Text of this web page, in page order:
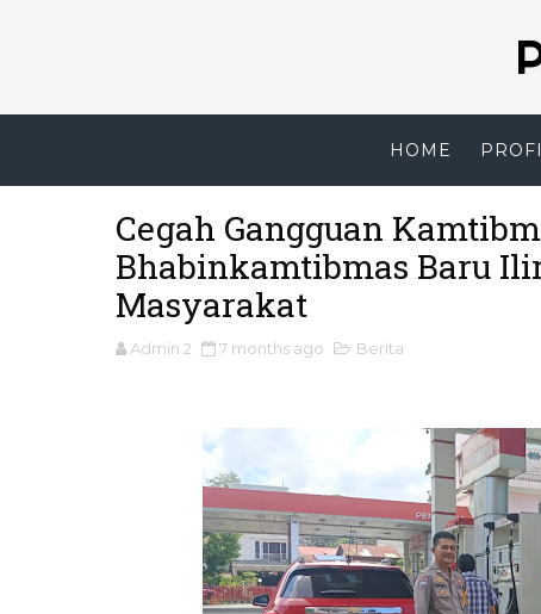
HOME
Cegah Gangguan
Bhabinkamtibmas Baru
Masyarakat
Admin 2 7 months ago Berita